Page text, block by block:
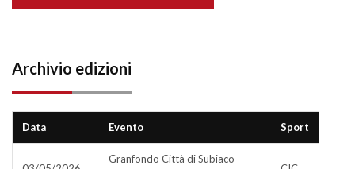
Archivio edizioni
Data Evento Sport
Granfondo Città di Subiaco -